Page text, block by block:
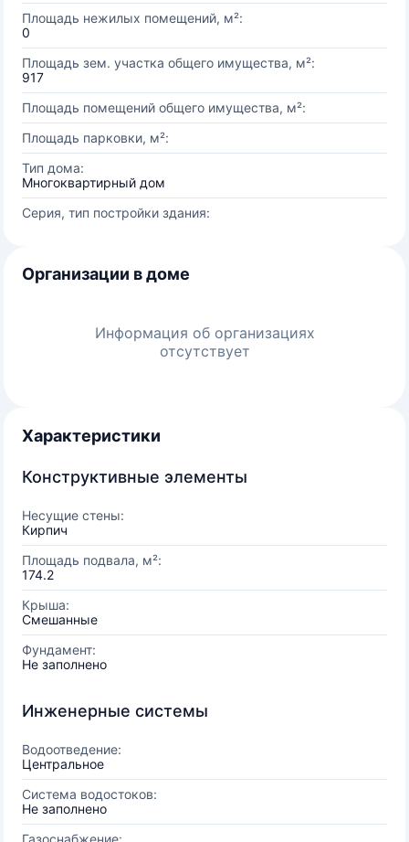
Площадь нежилых помещений, м²:
0
Площадь зем. участка общего имущества, м²:
917
Площадь помещений общего имущества, м²:
Площадь парковки, м²:
Тип дома:
Многоквартирный дом
Серия, тип постройки здания:
Организации в доме
Информация об организациях
отсутствует
Характеристики
Конструктивные элементы
Несущие стены:
Кирпич
Площадь подвала, м²:
174.2
Крыша:
Смешанные
Фундамент:
Не заполнено
Инженерные системы
Водоотведение:
Центральное
Система водостоков:
Не заполнено
Газоснабжение: